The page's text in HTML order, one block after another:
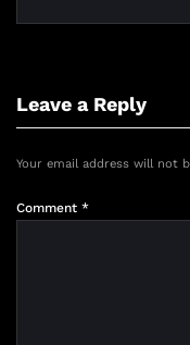
Leave a Reply
Your email address will not
Comment *